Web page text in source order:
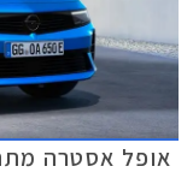
אופל אסטרה